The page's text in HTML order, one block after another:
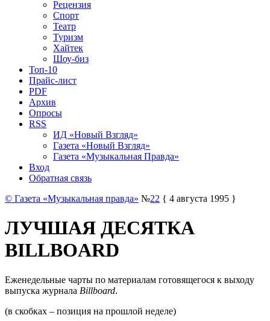
Рецензия
Спорт
Театр
Туризм
Хайтек
Шоу-биз
Топ-10
Прайс-лист
PDF
Архив
Опросы
RSS
ИД «Новый Взгляд»
Газета «Новый Взгляд»
Газета «Музыкальная Правда»
Вход
Обратная связь
© Газета «Музыкальная правда» №22 { 4 августа 1995 }
ЛУЧШАЯ ДЕСЯТКА
BILLBOARD
Еженедельные чарты по материалам готовящегося к выходу
выпуска журнала Billboard.
(в скобках – позиция на прошлой неделе)